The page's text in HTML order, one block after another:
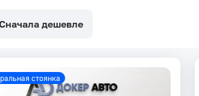
дешевле
стоянка